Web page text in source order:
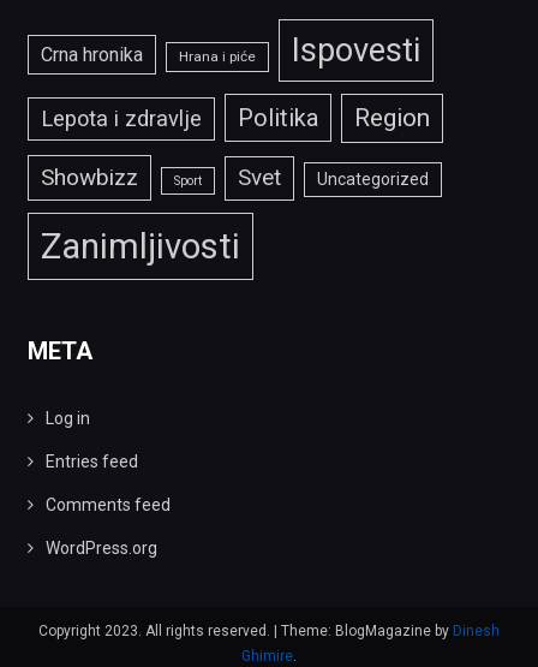
Crna hronika Hrana i piće Ispovesti
Lepota i zdravlje Politika Region
Showbizz Sport Svet Uncategorized
Zanimljivosti
META
Log in
Entries feed
Comments feed
WordPress.org
Copyright 2023. All rights reserved. Theme: BlogMagazine by Dinesh
Ghimire.